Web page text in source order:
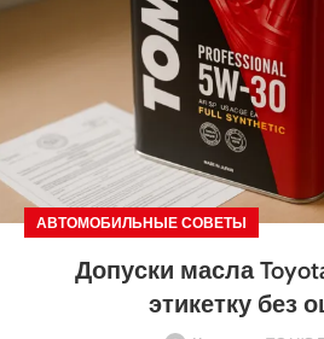
АВТОМОБИЛЬНЫЕ СОВЕТЫ
Допуски масла
этикетку без